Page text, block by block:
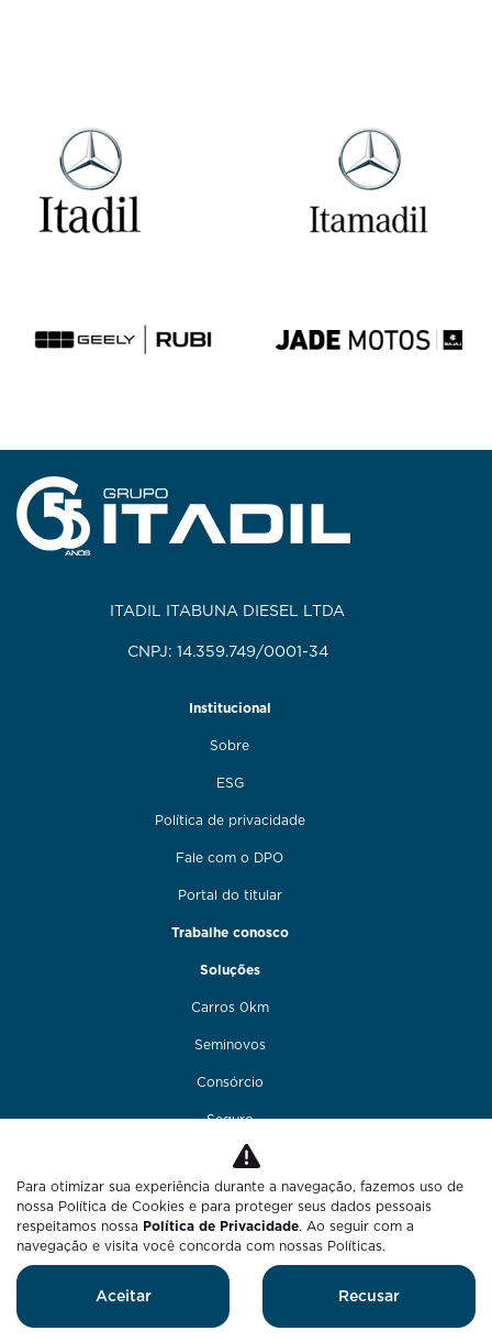
ITADIL ITABUNA DIESEL LTDA
CNPJ: 14.359.749/0001-34
Institucional
Sobre
ESG
Política de privacidade
Fale com o DPO
Portal do titular
Trabalhe conosco
Soluções
Carros 0km
Seminovos
Consórcio
Seguro
Financiamento
Funilaria e pintura
Fale conosco
Blog
Desenvolvido pela DEALERSPACE ® Direitos Reservados.
Para otimizar sua experiência durante a navegação, fazemos uso de
nossa Política de Cookies e para proteger seus dados pessoais
respeitamos nossa Política de Privacidade. Ao seguir com a
navegação e visita você concorda com nossas Políticas.
Aceitar Recusar